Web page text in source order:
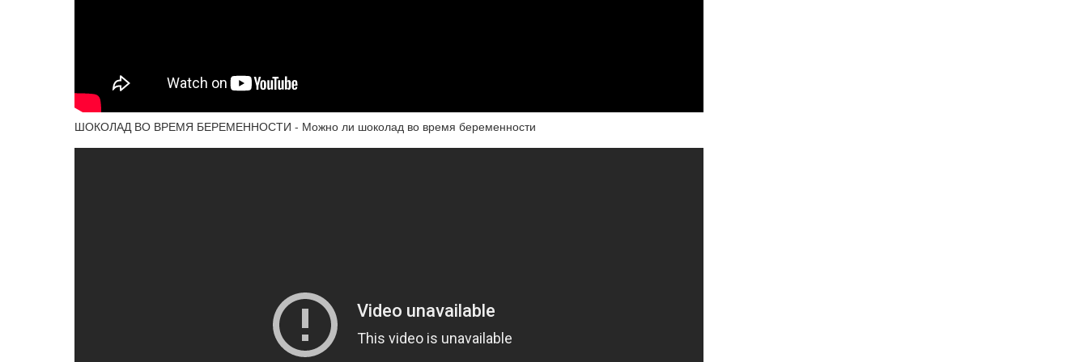
ШОКОЛАД ВО ВРЕМЯ БЕРЕМЕННОСТИ - Можно ли шоколад во время беременности